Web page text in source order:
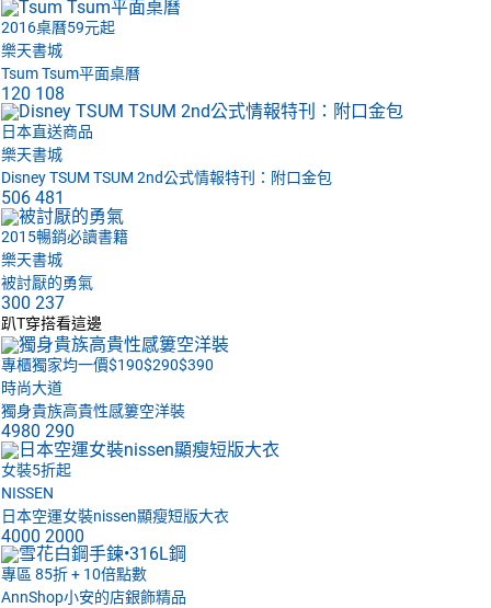
2016桌曆59元起
樂天書城
Tsum Tsum平面桌曆
120 108
日本直送商品
樂天書城
Disney TSUM TSUM 2nd公式情報特刊：附口金包
506 481
2015暢銷必讀書籍
樂天書城
被討厭的勇氣
300 237
趴T穿搭看這邊
專櫃獨家均一價$190$290$390
時尚大道
獨身貴族高貴性感簍空洋裝
4980 290
女裝5折起
NISSEN
日本空運女裝nissen顯瘦短版大衣
4000 2000
專區 85折 + 10倍點數
AnnShop小安的店銀飾精品